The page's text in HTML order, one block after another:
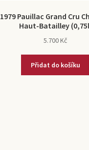
1979 Pauillac Grand Cru
Haut-Batailley
5.700Kč
Přidat do košíku